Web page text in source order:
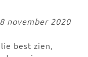
november 2020
best zien,